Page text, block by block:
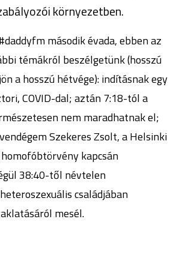
környezetben.
második évada, ebben az
témákról beszélgetünk (hosszú
a hosszú hétvége): indításnak egy
COVID-dal; aztán 7:18-tól a
nem maradhatnak el;
Szekeres Zsolt, a Helsinki
kapcsán
38:40-től névtelen
családjában
mesél.